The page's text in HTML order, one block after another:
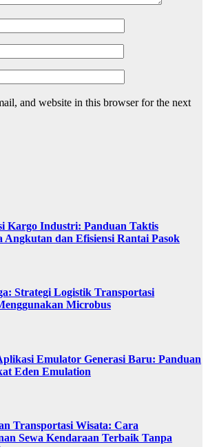
and website in this browser for the next
Kargo Industri: Panduan Taktis
Angkutan dan Efisiensi Rantai Pasok
Strategi Logistik Transportasi
Microbus
Emulator Generasi Baru: Panduan
Eden Emulation
Transportasi Wisata: Cara
Sewa Kendaraan Terbaik Tanpa